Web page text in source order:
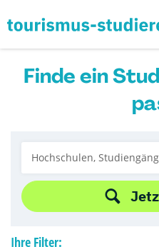
Finde ein
Ihre Filter: